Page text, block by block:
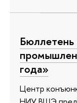
года»
Центр